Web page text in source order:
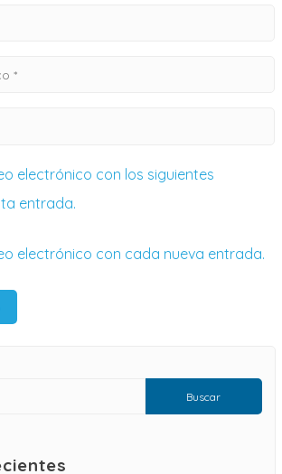
electrónico con los siguientes
entrada.
electrónico con cada nueva entrada.